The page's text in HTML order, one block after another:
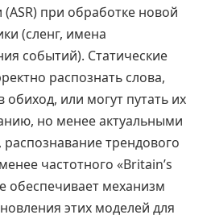
при обработке новой
(сленг, имена
событий). Статические
распознать слова,
или могут путать их
но менее актуальными
трендового
частотного «Britain’s
обеспечивает механизм
этих моделей для